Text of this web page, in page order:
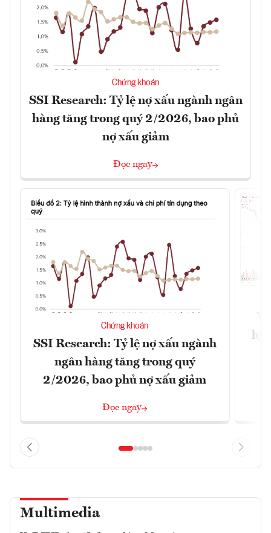
Chứng khoán
SSI Research: Tỷ lệ nợ xấu ngành ngân
hàng tăng trong quý 2/2026, bao phủ
nợ xấu giảm
Đọc ngay
Chứng khoán
SSI Research: Tỷ lệ nợ xấu ngành
ngân hàng tăng trong quý
2/2026, bao phủ nợ xấu giảm
Đọc ngay
lực
Multimedia